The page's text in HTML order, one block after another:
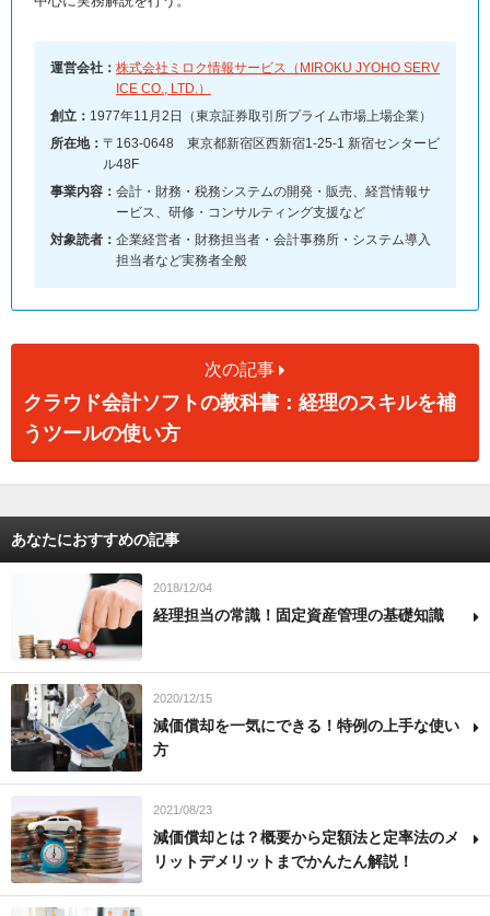
運営会社： 株式会社ミロク情報サービス（MIROKU JYOHO SERV
ICE CO., LTD.）
創立： 1977年11月2日（東京証券取引所プライム市場上場企業）
所在地： 〒163-0648 東京都新宿区西新宿1-25-1 新宿センタービ
ル48F
事業内容： 会計・財務・税務システムの開発・販売、経営情報サ
ービス、研修・コンサルティング支援など
対象読者： 企業経営者・財務担当者・会計事務所・システム導入
担当者など実務者全般
次の記事
クラウド会計ソフトの教科書：経理のスキルを補
うツールの使い方
あなたにおすすめの記事
2018/12/04
経理担当の常識！固定資産管理の基礎知識
2020/12/15
減価償却を一気にできる！特例の上手な使い
方
2021/08/23
減価償却とは？概要から定額法と定率法のメ
リットデメリットまでかんたん解説！